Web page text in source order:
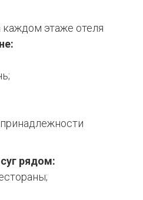
каждом этаже отеля
рядом: